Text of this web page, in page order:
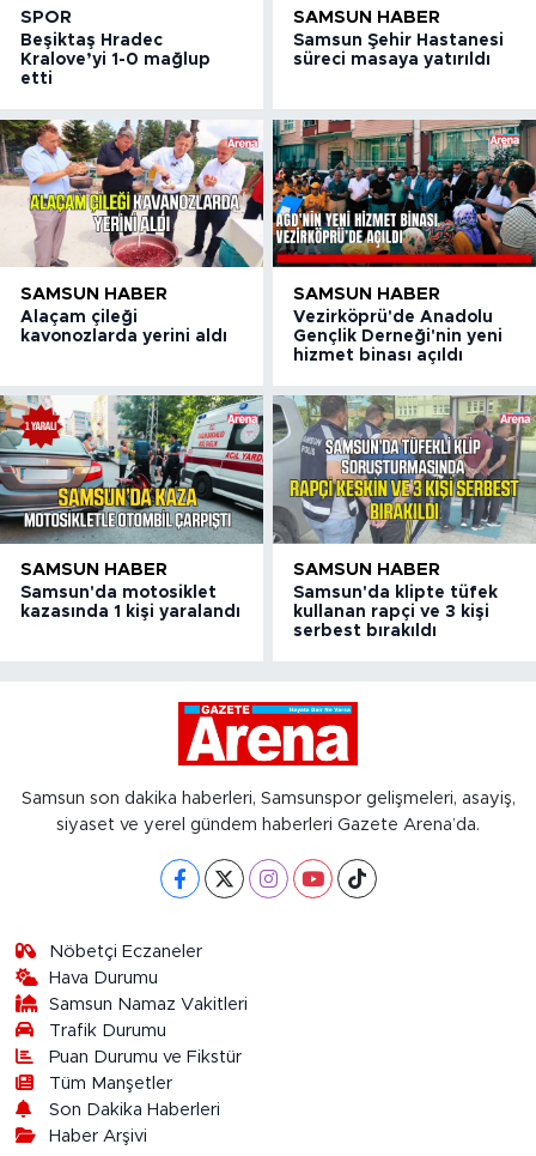
SPOR
Beşiktaş Hradec
Kralove’yi 1-0 mağlup
etti
SAMSUN HABER
Samsun Şehir Hastanesi
süreci masaya yatırıldı
SAMSUN HABER
Alaçam çileği
kavonozlarda yerini aldı
SAMSUN HABER
Vezirköprü'de Anadolu
Gençlik Derneği'nin yeni
hizmet binası açıldı
SAMSUN HABER
Samsun'da motosiklet
kazasında 1 kişi yaralandı
SAMSUN HABER
Samsun'da klipte tüfek
kullanan rapçi ve 3 kişi
serbest bırakıldı
Samsun son dakika haberleri, Samsunspor gelişmeleri, asayiş,
siyaset ve yerel gündem haberleri Gazete Arena’da.
Nöbetçi Eczaneler
Hava Durumu
Samsun Namaz Vakitleri
Trafik Durumu
Puan Durumu ve Fikstür
Tüm Manşetler
Son Dakika Haberleri
Haber Arşivi